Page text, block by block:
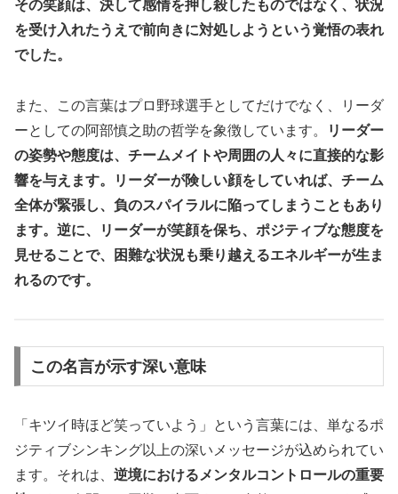
その笑顔は、決して感情を押し殺したものではなく、状況
を受け入れたうえで前向きに対処しようという覚悟の表れ
でした。
また、この言葉はプロ野球選手としてだけでなく、リーダ
ーとしての阿部慎之助の哲学を象徴しています。
リーダー
の姿勢や態度は、チームメイトや周囲の人々に直接的な影
響を与えます。リーダーが険しい顔をしていれば、チーム
全体が緊張し、負のスパイラルに陥ってしまうこともあり
ます。逆に、リーダーが笑顔を保ち、ポジティブな態度を
見せることで、困難な状況も乗り越えるエネルギーが生ま
れるのです。
この名言が示す深い意味
「キツイ時ほど笑っていよう」という言葉には、単なるポ
ジティブシンキング以上の深いメッセージが込められてい
ます。それは、 逆境におけるメンタルコントロールの重要